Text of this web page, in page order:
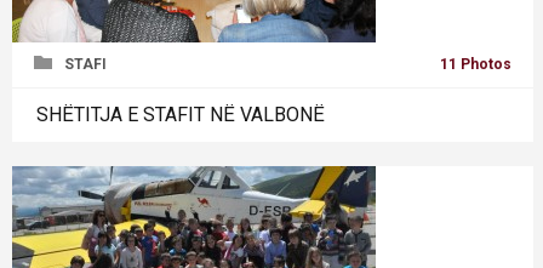
STAFI 11 Photos
SHËTITJA E STAFIT NË VALBONË